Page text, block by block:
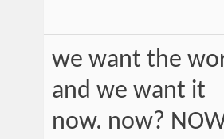
we want the
and we want it
now. now?